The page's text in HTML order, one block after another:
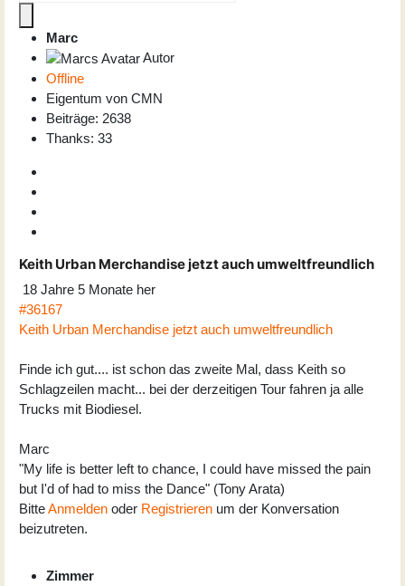
Marc
Autor
Offline
Eigentum von CMN
Beiträge: 2638
Thanks: 33
Keith Urban Merchandise jetzt auch umweltfreundlich
18 Jahre 5 Monate her
#36167
Keith Urban Merchandise jetzt auch umweltfreundlich
Finde ich gut.... ist schon das zweite Mal, dass Keith so
Schlagzeilen macht... bei der derzeitigen Tour fahren ja alle
Trucks mit Biodiesel.
Marc
"My life is better left to chance, I could have missed the pain
but I'd of had to miss the Dance" (Tony Arata)
BitteAnmelden oder Registrieren um der Konversation
beizutreten.
Zimmer